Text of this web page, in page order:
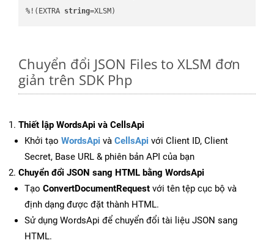
%!(EXTRA string=XLSM)
Chuyển đổi JSON Files to XLSM đơn
giản trên SDK Php
Thiết lập WordsApi và CellsApi
Khởi tạo WordsApi và CellsApi với Client ID, Client
Secret, Base URL & phiên bản API của bạn
Chuyển đổi JSON sang HTML bằng WordsApi
Tạo ConvertDocumentRequest với tên tệp cục bộ và
định dạng được đặt thành HTML.
Sử dụng WordsApi để chuyển đổi tài liệu JSON sang
HTML.